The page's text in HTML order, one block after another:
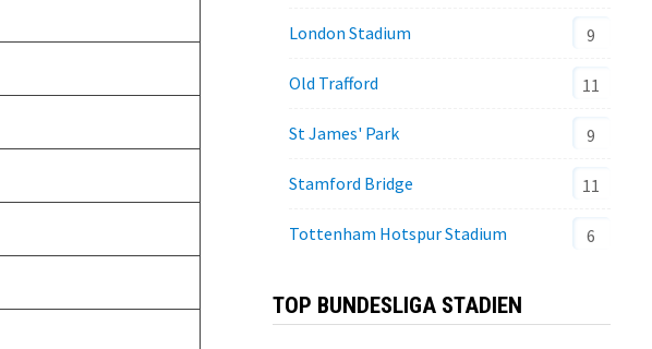
London Stadium 9
Old Trafford 11
St James' Park 9
Stamford Bridge 11
Tottenham Hotspur Stadium 6
TOP BUNDESLIGA STADIEN